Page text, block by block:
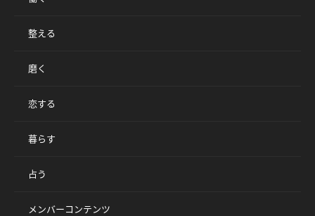
整える
磨く
恋する
暮らす
占う
メンバーコンテンツ